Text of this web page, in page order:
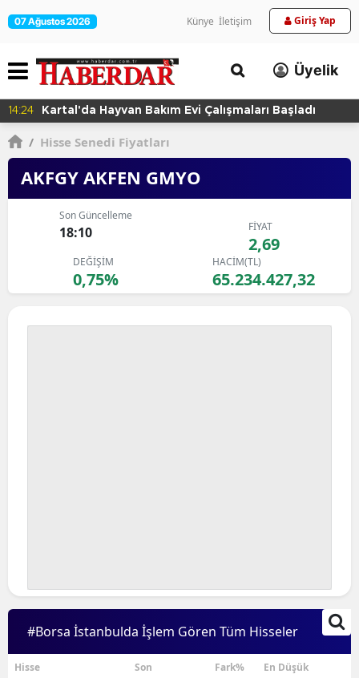
07 Ağustos 2026 Künye İletişim Giriş Yap
Üyelik
14:24 Kartal'da Hayvan Bakım Evi Çalışmaları Başladı
/ Hisse Senedi Fiyatları
AKFGY AKFEN GMYO
Son Güncelleme
18:10 FİYAT
2,69
DEĞİŞİM
0,75%
HACİM(TL)
65.234.427,32
#Borsa İstanbulda İşlem Gören Tüm Hisseler
Hisse Son Fark% En Düşük